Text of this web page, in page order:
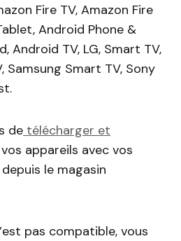
Fire TV, Amazon Fire
Android Phone &
Android TV, LG, Smart TV,
Samsung Smart TV, Sony
de télécharger et
appareils avec vos
le magasin
pas compatible, vous